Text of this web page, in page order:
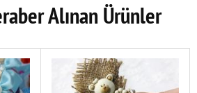
Alınan Ürünler